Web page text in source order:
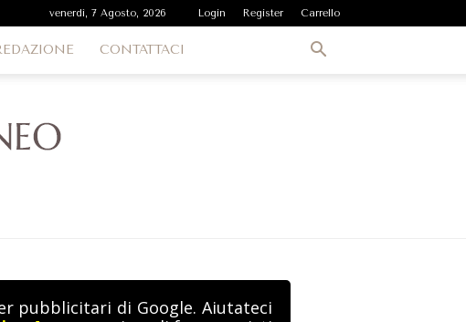
venerdì, 7 Agosto, 2026 Login Register Carrello
CONTATTACI
pubblicitari di Google. Aiutateci